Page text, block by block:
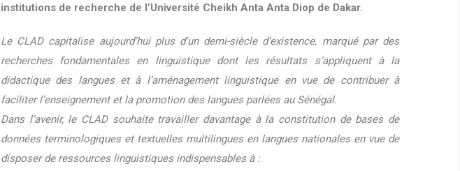
institutions de recherche de l’Université Cheikh Anta Anta Diop de Dakar.
Le CLAD capitalise aujourd’hui plus d'un demi-siècle d’existence, marqué par des
recherches fondamentales en linguistique dont les résultats s’appliquent à la
didactique des langues et à l’aménagement linguistique en vue de contribuer à
faciliter l’enseignement et la promotion des langues parlées au Sénégal.
Dans l’avenir, le CLAD souhaite travailler davantage à la constitution de bases de
données terminologiques et textuelles multilingues en langues nationales en vue de
disposer de ressources linguistiques indispensables à :